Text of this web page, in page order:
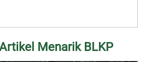
Menarik BLKP